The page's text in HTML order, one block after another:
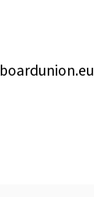
boardunion.eu